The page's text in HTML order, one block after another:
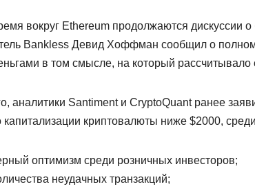
вокруг Ethereum продолжаются дискуссии
Bankless Девид Хоффман сообщил о
в том смысле, на который рассчитывало
аналитики Santiment и CryptoQuant ранее
капитализации криптовалюты ниже $2000,
оптимизм среди розничных инвесторов;
неудачных транзакций;